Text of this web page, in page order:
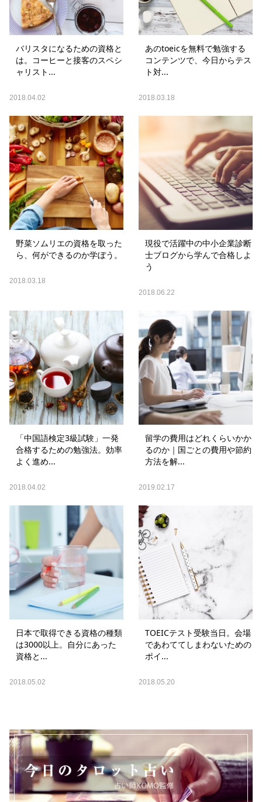
バリスタになるための資格と
は。コーヒーと接客のスペシ
ャリスト...
2018.04.02
あのtoeicを無料で勉強する
コンテンツで、今日からテス
ト対...
2018.03.18
野菜ソムリエの資格を取った
ら、何ができるのか学ぼう。
2018.03.18
現役で活躍中の中小企業診断
士ブログから学んで合格しよ
う
2018.06.22
「中国語検定3級試験」一発
合格するための勉強法。効率
よく進め...
2018.04.02
留学の費用はどれくらいかか
るのか｜国ごとの費用や節約
方法を解...
2019.02.17
日本で取得できる資格の種類
は3000以上。自分にあった
資格と...
2018.05.02
TOEICテスト受験当日。会場
であわててしまわないための
ポイ...
2018.05.20